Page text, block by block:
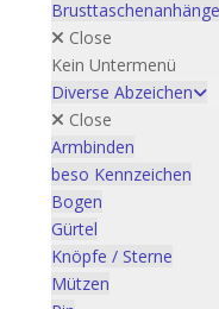
Close
Kein Untermenü
Diverse Abzeichen
Close
Armbinden
beso Kennzeichen
Bogen
Gürtel
Knöpfe / Sterne
Mützen